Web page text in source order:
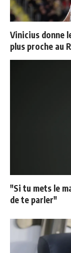
Vinicius donne
plus proche au
"Si tu mets le
de te parler"